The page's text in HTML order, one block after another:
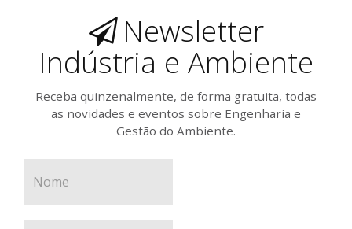
Newsletter
Indústria e Ambiente
Receba quinzenalmente, de forma gratuita, todas
as novidades e eventos sobre Engenharia e
Gestão do Ambiente.